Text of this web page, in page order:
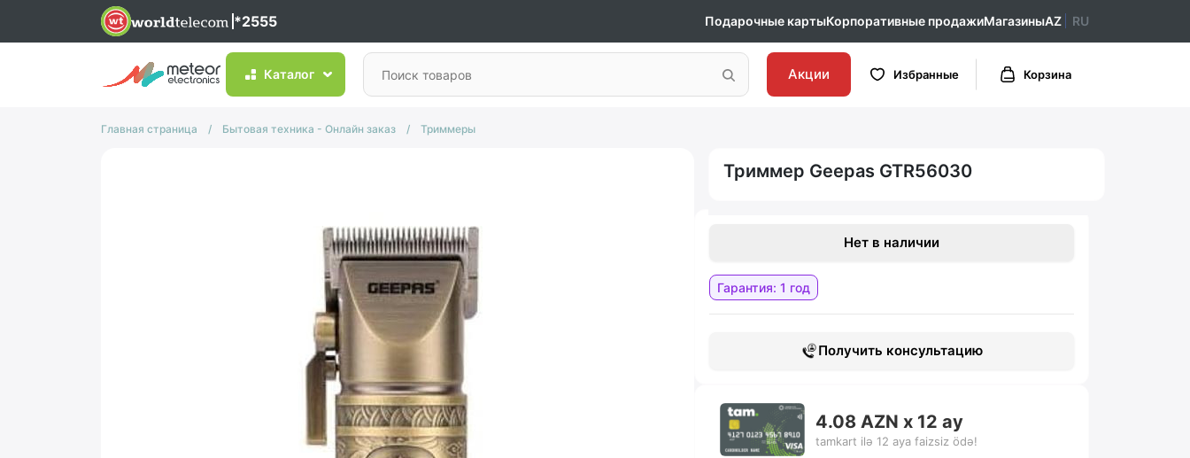
*2555 Подарочные картыКорпоративные продажиМагазиныAZ RU
Каталог Акции Избранные Корзина
Главная страница / Бытовая техника - Онлайн заказ / Триммеры
Триммер Geepas GTR56030
Нет в наличии
Гарантия: 1 год
Получить консультацию
4.08 AZN x 12 ay
albalikart ilə 12 aya faizsiz ödə!
4.08 AZN x 12 ay
tamkart ilə 12 aya faizsiz ödə!